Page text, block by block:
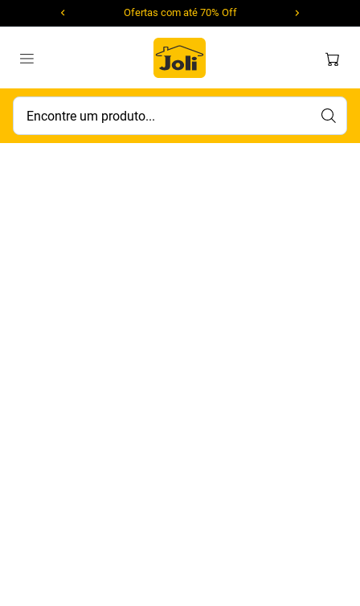
Ofertas com até 70% Off
Encontre um produto...